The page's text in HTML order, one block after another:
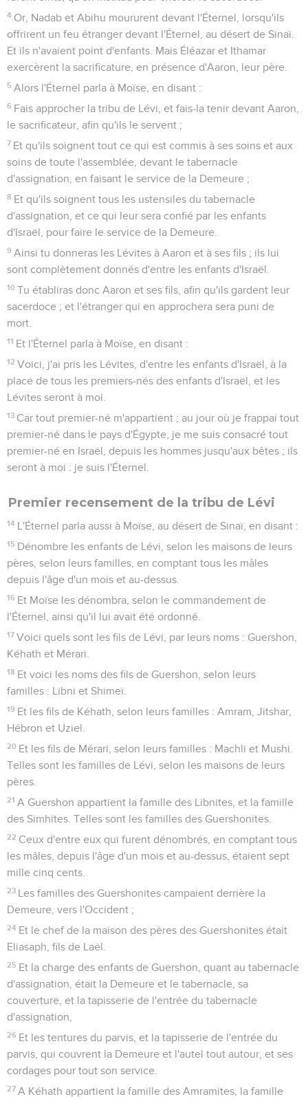
4 Or, Nadab et Abihu moururent devant l'Éternel, lorsqu'ils
offrirent un feu étranger devant l'Éternel, au désert de Sinaï.
Et ils n'avaient point d'enfants. Mais Éléazar et Ithamar
exercèrent la sacrificature, en présence d'Aaron, leur père.
5 Alors l'Éternel parla à Moïse, en disant :
6 Fais approcher la tribu de Lévi, et fais-la tenir devant Aaron,
le sacrificateur, afin qu'ils le servent ;
7 Et qu'ils soignent tout ce qui est commis à ses soins et aux
soins de toute l'assemblée, devant le tabernacle
d'assignation, en faisant le service de la Demeure ;
8 Et qu'ils soignent tous les ustensiles du tabernacle
d'assignation, et ce qui leur sera confié par les enfants
d'Israël, pour faire le service de la Demeure.
9 Ainsi tu donneras les Lévites à Aaron et à ses fils ; ils lui
sont complètement donnés d'entre les enfants d'Israël.
10 Tu établiras donc Aaron et ses fils, afin qu'ils gardent leur
sacerdoce ; et l'étranger qui en approchera sera puni de
mort.
11 Et l'Éternel parla à Moïse, en disant :
12 Voici, j'ai pris les Lévites, d'entre les enfants d'Israël, à la
place de tous les premiers-nés des enfants d'Israël, et les
Lévites seront à moi.
13 Car tout premier-né m'appartient ; au jour où je frappai tout
premier-né dans le pays d'Égypte, je me suis consacré tout
premier-né en Israël, depuis les hommes jusqu'aux bêtes ; ils
seront à moi : je suis l'Éternel.
Premier recensement de la tribu de Lévi
14 L'Éternel parla aussi à Moïse, au désert de Sinaï, en disant :
15 Dénombre les enfants de Lévi, selon les maisons de leurs
pères, selon leurs familles, en comptant tous les mâles
depuis l'âge d'un mois et au-dessus.
16 Et Moïse les dénombra, selon le commandement de
l'Éternel, ainsi qu'il lui avait été ordonné.
17 Voici quels sont les fils de Lévi, par leurs noms : Guershon,
Kéhath et Mérari.
18 Et voici les noms des fils de Guershon, selon leurs
familles : Libni et Shimeï.
19 Et les fils de Kéhath, selon leurs familles : Amram, Jitshar,
Hébron et Uziel.
20 Et les fils de Mérari, selon leurs familles : Machli et Mushi.
Telles sont les familles de Lévi, selon les maisons de leurs
pères.
21 A Guershon appartient la famille des Libnites, et la famille
des Simhites. Telles sont les familles des Guershonites.
22 Ceux d'entre eux qui furent dénombrés, en comptant tous
les mâles, depuis l'âge d'un mois et au-dessus, étaient sept
mille cinq cents.
23 Les familles des Guershonites campaient derrière la
Demeure, vers l'Occident ;
24 Et le chef de la maison des pères des Guershonites était
Eliasaph, fils de Laël.
25 Et la charge des enfants de Guershon, quant au tabernacle
d'assignation, était la Demeure et le tabernacle, sa
couverture, et la tapisserie de l'entrée du tabernacle
d'assignation,
26 Et les tentures du parvis, et la tapisserie de l'entrée du
parvis, qui couvrent la Demeure et l'autel tout autour, et ses
cordages pour tout son service.
27 A Kéhath appartient la famille des Amramites, la famille